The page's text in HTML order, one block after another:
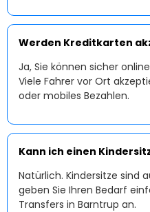
Werden Kreditkarten
Ja, Sie können sicher
Viele Fahrer vor Ort
oder mobiles Bezahlen.
Kann ich einen
Natürlich. Kindersitze sind
geben Sie Ihren Bedarf
Transfers in Barntrup an.